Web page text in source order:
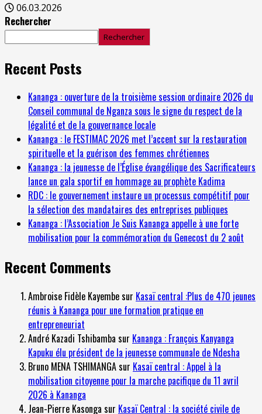
06.03.2026
Rechercher
Rechercher
Recent Posts
Kananga : ouverture de la troisième session ordinaire 2026 du
Conseil communal de Nganza sous le signe du respect de la
légalité et de la gouvernance locale
Kananga : le FESTIMAC 2026 met l’accent sur la restauration
spirituelle et la guérison des femmes chrétiennes
Kananga : la jeunesse de l’Église évangélique des Sacrificateurs
lance un gala sportif en hommage au prophète Kadima
RDC : le gouvernement instaure un processus compétitif pour
la sélection des mandataires des entreprises publiques
Kananga : l’Association Je Suis Kananga appelle à une forte
mobilisation pour la commémoration du Genecost du 2 août
Recent Comments
Ambroise Fidèle Kayembesur Kasaï central :Plus de 470 jeunes
réunis à Kananga pour une formation pratique en
entrepreneuriat
André Kazadi Tshibamba sur Kananga : François Kanyanga
Kapuku élu président de la jeunesse communale de Ndesha
Bruno MENA TSHIMANGAsur Kasaï central : Appel à la
mobilisation citoyenne pour la marche pacifique du 11 avril
2026 à Kananga
Jean-Pierre Kasonga sur Kasaï Central : la société civile de